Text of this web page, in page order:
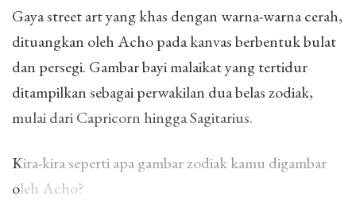
Gaya street art yang khas dengan warna-warna cerah,
dituangkan oleh Acho pada kanvas berbentuk bulat
dan persegi. Gambar bayi malaikat yang tertidur
ditampilkan sebagai perwakilan dua belas zodiak,
mulai dari Capricorn hingga Sagitarius.
Kira-kira seperti apa gambar zodiak kamu digambar
oleh Acho?